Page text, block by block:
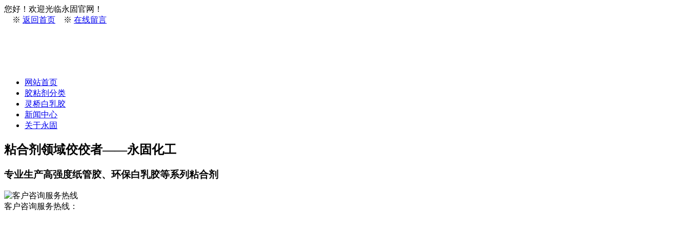
您好！欢迎光临永固官网！
※ 返回首页 ※ 在线留言
网站首页
胶粘剂分类
灵桥白乳胶
新闻中心
关于永固
粘合剂领域佼佼者——永固化工
专业生产高强度纸管胶、环保白乳胶等系列粘合剂
客户咨询服务热线：